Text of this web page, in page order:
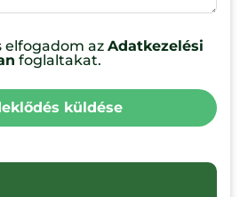
elfogadom az Adatkezelési
foglaltakat.
küldése